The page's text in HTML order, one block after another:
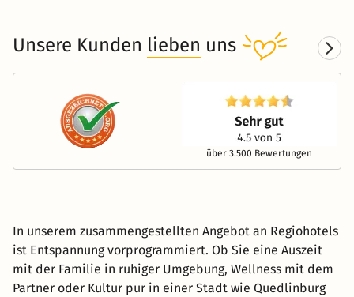
Unsere Kunden lieben uns
über 3.500 Bewertungen
In unserem zusammengestellten Angebot an Regiohotels
ist Entspannung vorprogrammiert. Ob Sie eine Auszeit
mit der Familie in ruhiger Umgebung, Wellness mit dem
Partner oder Kultur pur in einer Stadt wie Quedlinburg